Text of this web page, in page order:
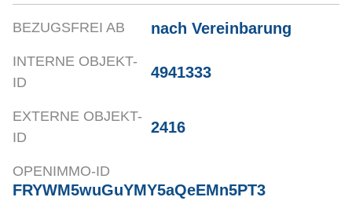
BEZUGSFREI AB nach Vereinbarung
INTERNE OBJEKT-
ID
4941333
EXTERNE OBJEKT-
ID
2416
OPENIMMO-ID
FRYWM5wuGuYMY5aQeEMn5PT3